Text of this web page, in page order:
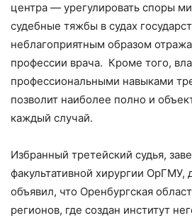
центра — урегулировать споры
судебные тяжбы в судах
неблагоприятным образом
профессии врача. Кроме того,
профессиональными навыками
позволит наиболее полно и
каждый случай.
Избранный третейский судья,
факультативной хирургии
объявил, что Оренбургская
регионов, где создан институт